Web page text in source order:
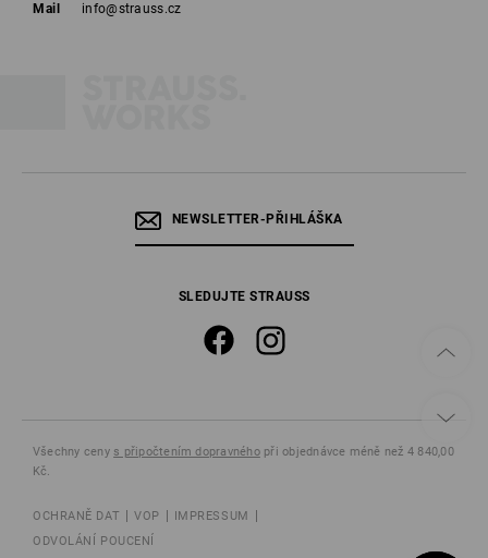
Mail
info@strauss.cz
NEWSLETTER-PŘIHLÁŠKA
SLEDUJTE STRAUSS
Všechny ceny s připočtením dopravnéhopři objednávce méně než 4 840,00
Kč.
OCHRANĚ DAT VOP
IMPRESSUM
ODVOLÁNÍ POUCENÍ